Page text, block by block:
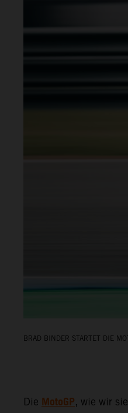
BRAD BINDER STARTET DIE
Die MotoGP, wie wir